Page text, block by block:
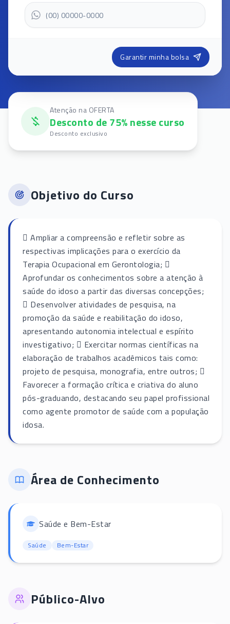
Garantir minha bolsa
Atenção na OFERTA
Desconto de 75% nesse curso
Desconto exclusivo
Objetivo do Curso
 Ampliar a compreensão e refletir sobre as
respectivas implicações para o exercício da
Terapia Ocupacional em Gerontologia; 
Aprofundar os conhecimentos sobre a atenção à
saúde do idoso a partir das diversas concepções;
 Desenvolver atividades de pesquisa, na
promoção da saúde e reabilitação do idoso,
apresentando autonomia intelectual e espírito
investigativo;  Exercitar normas científicas na
elaboração de trabalhos acadêmicos tais como:
projeto de pesquisa, monografia, entre outros; 
Favorecer a formação crítica e criativa do aluno
pós-graduando, destacando seu papel profissional
como agente promotor de saúde com a população
idosa.
Área de Conhecimento
Saúde e Bem-Estar
Saúde Bem-Estar
Público-Alvo